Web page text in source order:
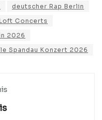
deutscher Rap Berlin
Concerts
2026
Spandau Konzert 2026